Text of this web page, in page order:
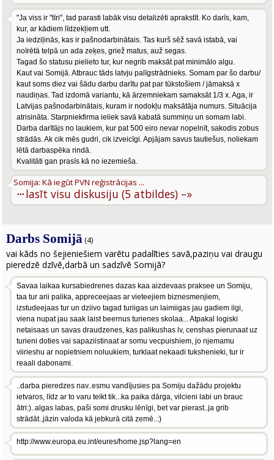
"Ja viss ir "tīri", tad parasti labāk visu detalizēti aprakstīt. Ko darīs, kam,
kur, ar kādiem līdzekļiem utt.
Ja iedziļinās, kas ir pašnodarbinātais. Tas kurš sēž savā istabā, vai
noīrētā telpā un ada zeķes, griež matus, auž segas.
Tagad šo statusu pielieto tur, kur negrib maksāt pat minimālo algu.
Kaut vai Somijā. Atbrauc tāds latvju palīgstrādnieks. Somam par šo darbu/
kaut soms diez vai šādu darbu darītu pat par tūkstošiem / jāmaksā x
naudiņas. Tad izdomā variantu, kā ārzemniekam samaksāt 1/3 x. Aga, ir
Latvijas pašnodarbinātais, kuram ir nodokļu maksātāja numurs. Situācija
atrisināta. Starpniekfirma ieliek savā kabatā summiņu un somam labi.
Darba darītājs no laukiem, kur pat 500 eiro nevar nopelnīt, sakodis zobus
strādās. Ak cik mēs gudri, cik izveicīgi. Apjājam savus tautiešus, noliekam
lētā darbaspēka rindā.
Kvalitāti gan prasīs kā no iezemieša.
···
Somija: Kā iegūt PVN reģistrācijas ...
lasīt visu diskusiju (5 atbildes) –»
Darbs Somijā (4)
vai kāds no šejieniešiem varētu padalīties savā,paziņu vai draugu
pieredzē dzīvē,darbā un sadzīvē Somijā?
Savaa laikaa kursabiedrenes dazas kaa aizdevaas praksee un Somiju,
taa tur arii palika, appreceejaas ar vieteejiem biznesmenjiem,
izstudeejaas tur un dziivo tagad turiigas un laimiigas jau gadiem ilgi,
viena nupat jau saak laist beernus turienes skolaa... Atpakal logiski
netaisaas un savas draudzenes, kas palikushas lv, censhas pierunaat uz
turieni doties vai sapaziistinaat ar somu vecpuishiem, jo njemamu
viirieshu ar nopietniem noluukiem, turklaat nekaadi tukshenieki, tur ir
reaali dabonami.
..darba pieredzes nav..esmu vandījusies pa Somiju dažādu projektu
ietvaros, līdz ar to varu teikt tik...ka paika dārga, vilcieni labi un brauc
ātri:)..algas labas, paši somi drusku lēnīgi, bet var pierast..ja grib
strādāt..jāzin valoda kā jebkurā citā zemē..:)
http://www.europa.eu.int/eures/home.jsp?lang=en